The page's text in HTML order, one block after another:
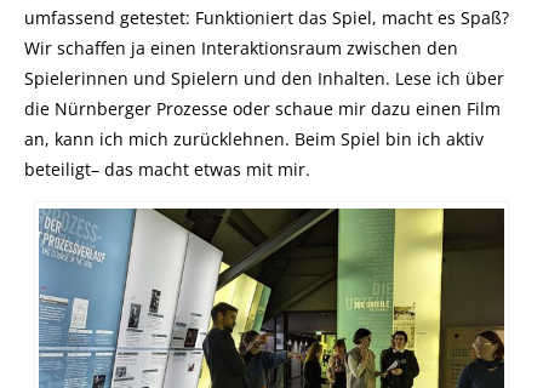
umfassend getestet: Funktioniert das Spiel, macht es Spaß?
Wir schaffen ja einen Interaktionsraum zwischen den
Spielerinnen und Spielern und den Inhalten. Lese ich über
die Nürnberger Prozesse oder schaue mir dazu einen Film
an, kann ich mich zurücklehnen. Beim Spiel bin ich aktiv
beteiligt– das macht etwas mit mir.